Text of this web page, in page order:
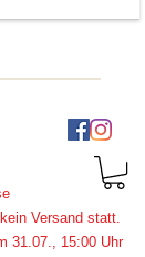
Versand statt.
31.07., 15:00 Uhr